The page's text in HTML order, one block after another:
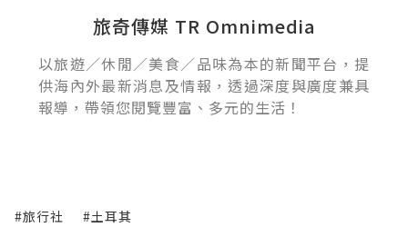
旅奇傳媒 TR Omnimedia
以旅遊／休閒／美食／品味為本的新聞平台，提
供海內外最新消息及情報，透過深度與廣度兼具
報導，帶領您閱覽豐富、多元的生活！
#旅行社 #土耳其